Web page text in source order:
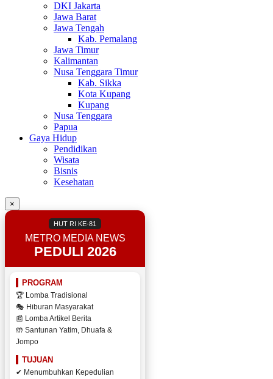
DKI Jakarta
Jawa Barat
Jawa Tengah
Kab. Pemalang
Jawa Timur
Kalimantan
Nusa Tenggara Timur
Kab. Sikka
Kota Kupang
Kupang
Nusa Tenggara
Papua
Gaya Hidup
Pendidikan
Wisata
Bisnis
Kesehatan
×
HUT RI KE-81
METRO MEDIA NEWS
PEDULI 2026
PROGRAM
🏆 Lomba Tradisional
🎭 Hiburan Masyarakat
📰 Lomba Artikel Berita
🤲 Santunan Yatim, Dhuafa &
Jompo
TUJUAN
✔ Menumbuhkan Kepedulian